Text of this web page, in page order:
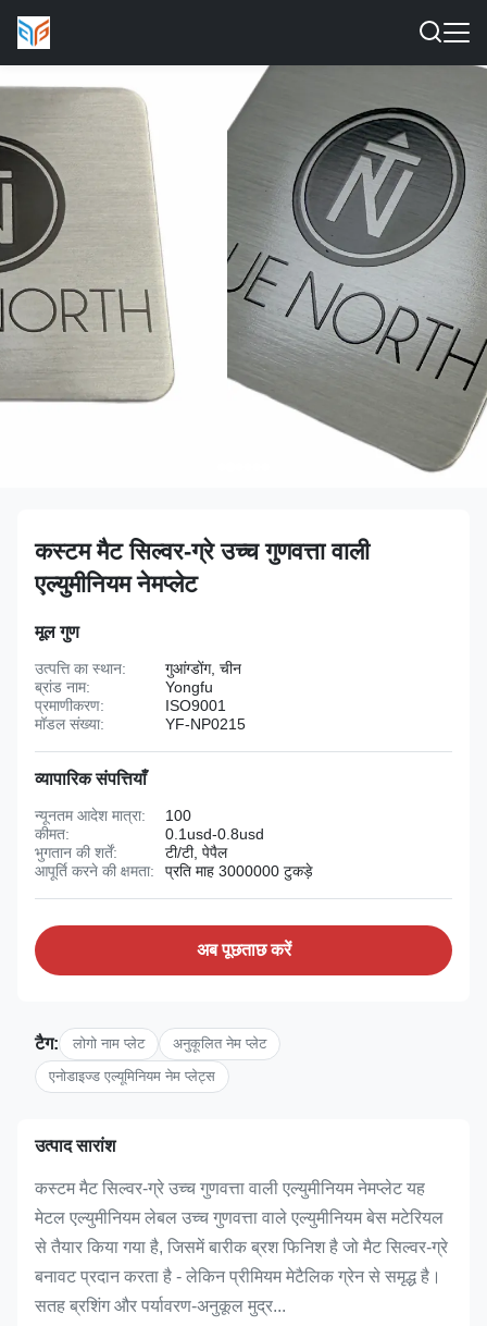
कस्टम मैट सिल्वर-ग्रे उच्च गुणवत्ता वाली
एल्युमीनियम नेमप्लेट
मूल गुण
उत्पत्ति का स्थान:
गुआंग्डोंग, चीन
ब्रांड नाम:
Yongfu
प्रमाणीकरण:
ISO9001
मॉडल संख्या:
YF-NP0215
व्यापारिक संपत्तियाँ
न्यूनतम आदेश मात्रा:
100
कीमत:
0.1usd-0.8usd
भुगतान की शर्तें:
टी/टी, पेपैल
आपूर्ति करने की क्षमता:
प्रति माह 3000000 टुकड़े
अब पूछताछ करें
टैग: लोगो नाम प्लेट
अनुकूलित नेम प्लेट
एनोडाइज्ड एल्यूमिनियम नेम प्लेट्स
उत्पाद सारांश
कस्टम मैट सिल्वर-ग्रे उच्च गुणवत्ता वाली एल्युमीनियम नेमप्लेट यह
मेटल एल्युमीनियम लेबल उच्च गुणवत्ता वाले एल्युमीनियम बेस मटेरियल
से तैयार किया गया है, जिसमें बारीक ब्रश फिनिश है जो मैट सिल्वर-ग्रे
बनावट प्रदान करता है - लेकिन प्रीमियम मेटैलिक ग्रेन से समृद्ध है।
सतह ब्रशिंग और पर्यावरण-अनुकूल मुद्र...